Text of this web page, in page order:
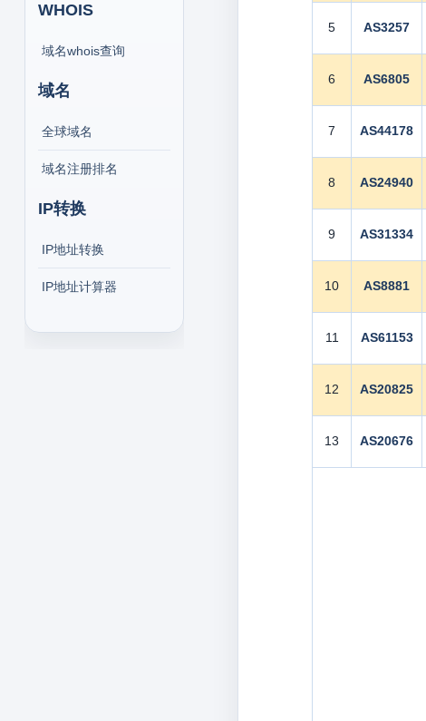
WHOIS
域名whois查询
域名
全球域名
域名注册排名
IP转换
IP地址转换
IP地址计算器
5 AS3257
6 AS6805
7 AS44178
8 AS24940
9 AS31334
10 AS8881
11 AS61153
12 AS20825
13 AS20676